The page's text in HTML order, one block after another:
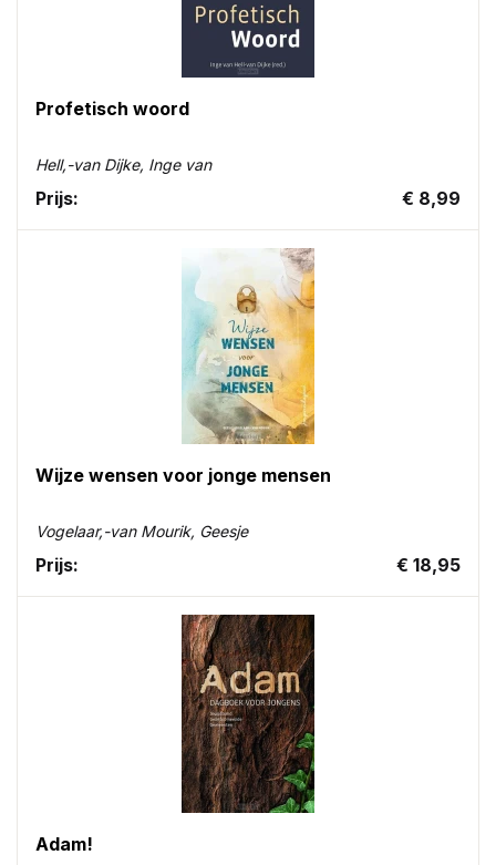
Profetisch woord
Hell,-van Dijke, Inge van
Prijs: € 8,99
Wijze wensen voor jonge mensen
Vogelaar,-van Mourik, Geesje
Prijs: € 18,95
Adam!